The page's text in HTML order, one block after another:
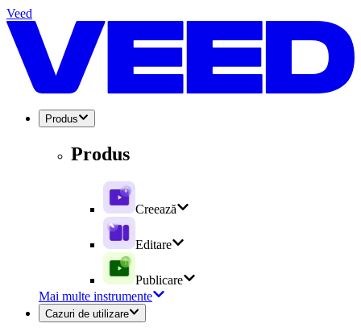
Veed
Produs
Produs
Creează
Editare
Publicare
Mai multe instrumente
Cazuri de utilizare